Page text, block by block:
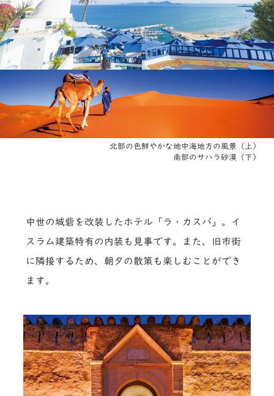
北部の色鮮やかな地中海地方の風景（上）
南部のサハラ砂漠（下）
中世の城砦を改装したホテル「ラ・カスバ」。イ
スラム建築特有の内装も見事です。また、旧市街
に隣接するため、朝夕の散策も楽しむことができ
ます。